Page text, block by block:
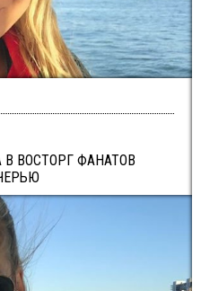
ВОСТОРГ ФАНАТОВ